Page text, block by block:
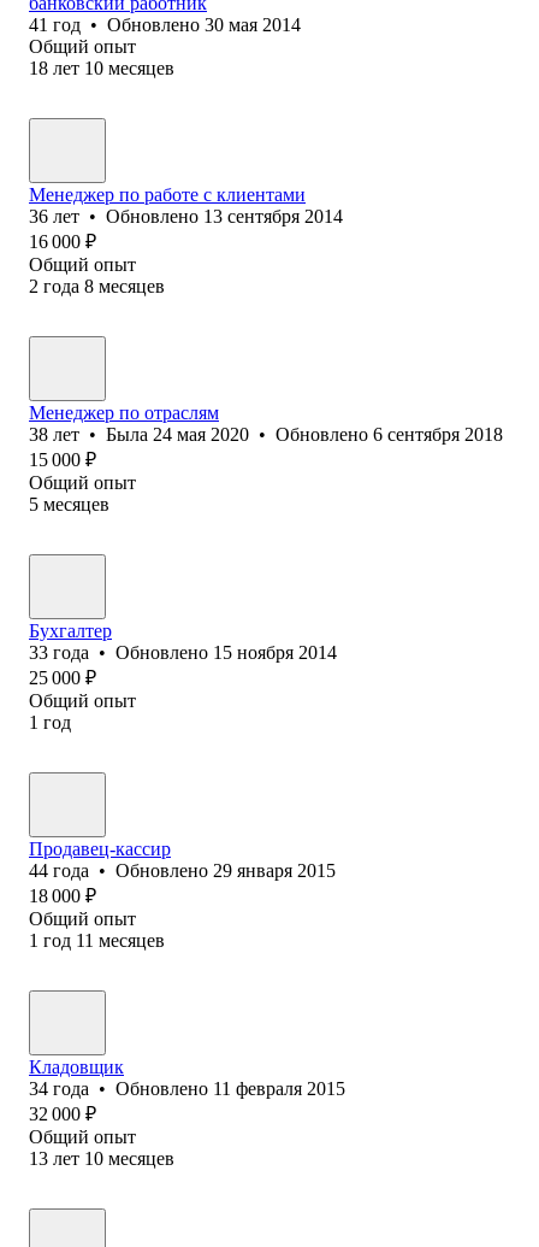
41 год • Обновлено 30 мая 2014
Общий опыт
18 лет 10 месяцев
Менеджер по работе с клиентами
36 лет • Обновлено 13 сентября 2014
16 000 ₽
Общий опыт
2 года 8 месяцев
Менеджер по отраслям
38 лет • Была 24 мая 2020 • Обновлено 6 сентября 2018
15 000 ₽
Общий опыт
5 месяцев
Бухгалтер
33 года • Обновлено 15 ноября 2014
25 000 ₽
Общий опыт
1 год
Продавец-кассир
44 года • Обновлено 29 января 2015
18 000 ₽
Общий опыт
1 год 11 месяцев
Кладовщик
34 года • Обновлено 11 февраля 2015
32 000 ₽
Общий опыт
13 лет 10 месяцев